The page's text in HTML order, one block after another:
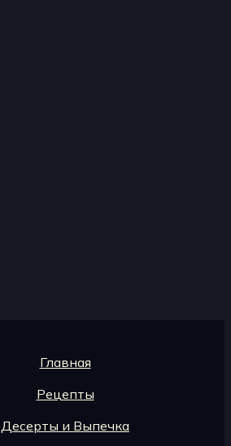
Главная
Рецепты
Десерты и Выпечка